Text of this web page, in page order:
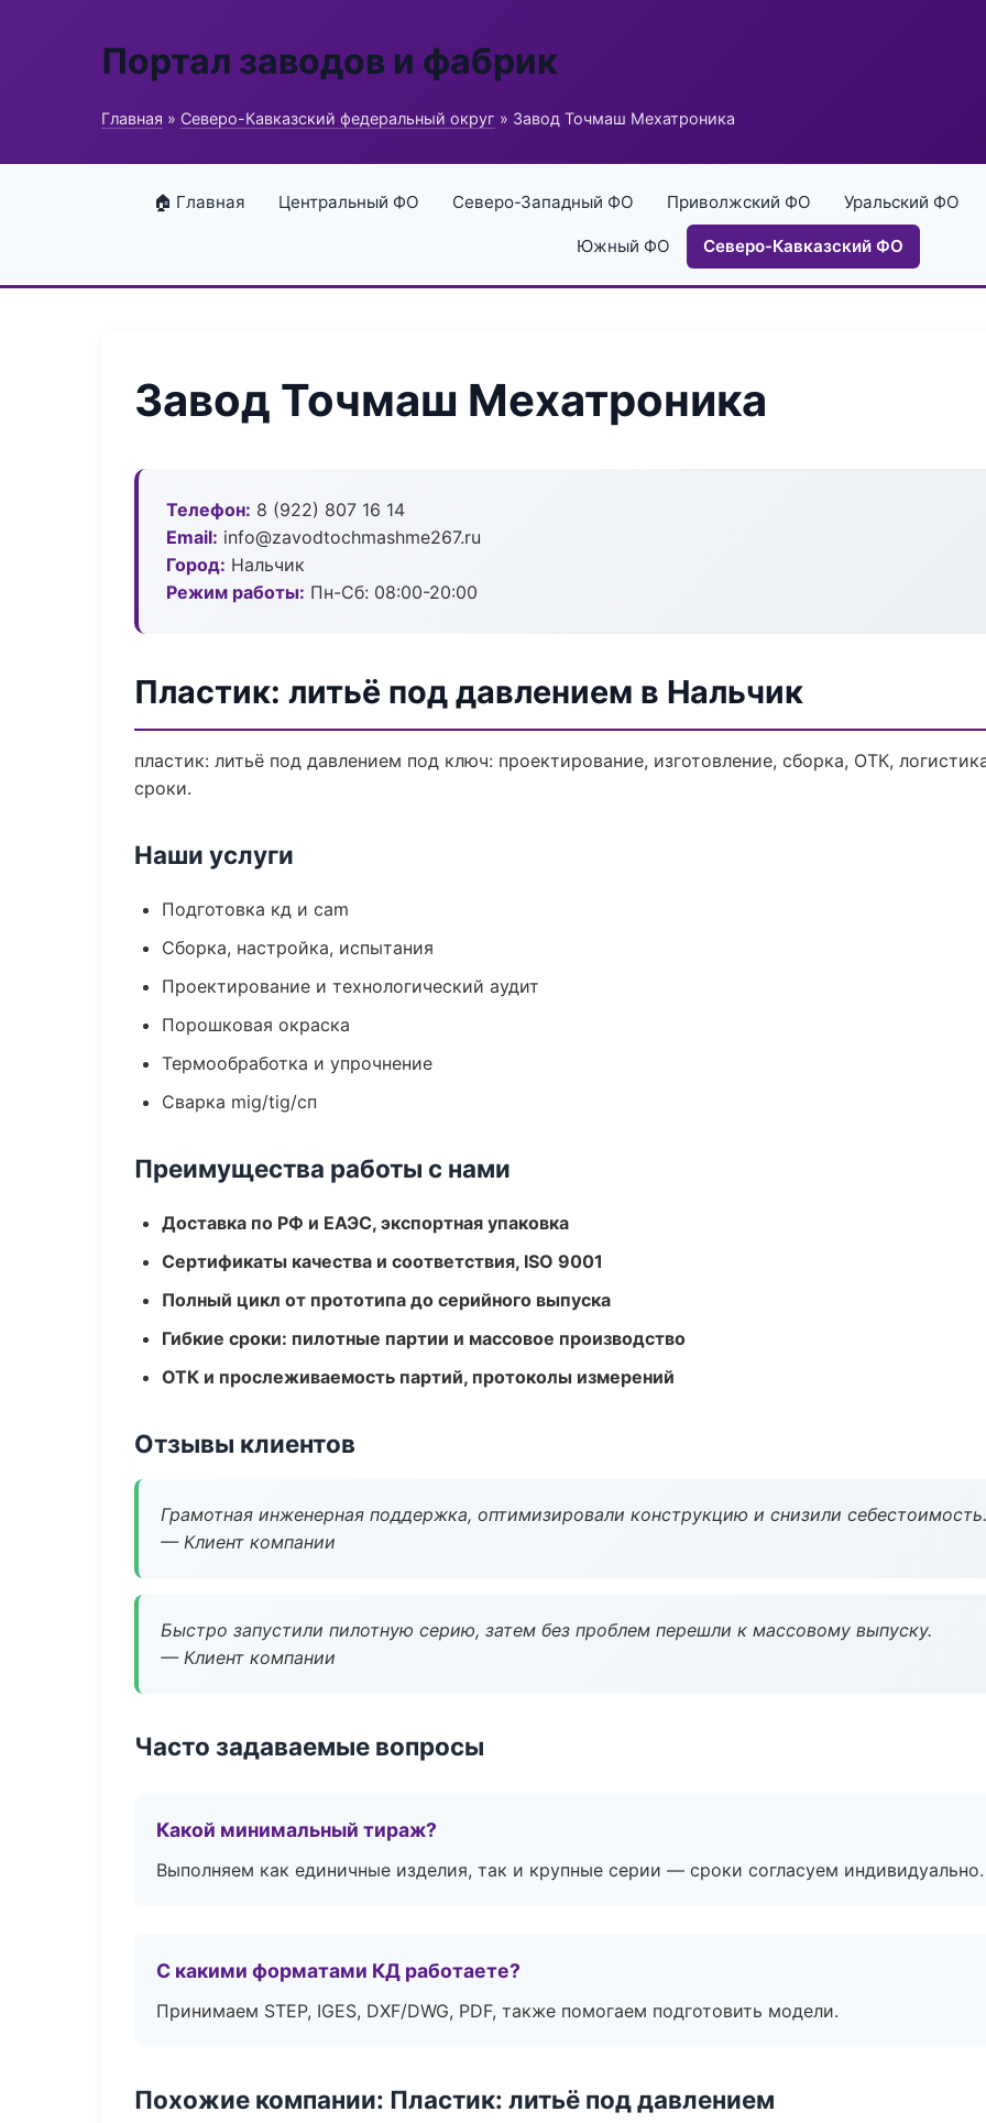
Портал заводов и фабрик
Главная » Северо-Кавказский федеральный округ » Завод Точмаш Мехатроника
🏠 Главная Центральный ФО Северо-Западный ФО Приволжский ФО Уральский ФО
Южный ФО Северо-Кавказский ФО
Завод Точмаш Мехатроника
Телефон: 8 (922) 807 16 14
Email: info@zavodtochmashme267.ru
Город: Нальчик
Режим работы: Пн-Сб: 08:00-20:00
Пластик: литьё под давлением в Нальчик
пластик: литьё под давлением под ключ: проектирование, изготовление, сборка, ОТК,
сроки.
Наши услуги
Подготовка кд и cam
Сборка, настройка, испытания
Проектирование и технологический аудит
Порошковая окраска
Термообработка и упрочнение
Сварка mig/tig/сп
Преимущества работы с нами
Доставка по РФ и ЕАЭС, экспортная упаковка
Сертификаты качества и соответствия, ISO 9001
Полный цикл от прототипа до серийного выпуска
Гибкие сроки: пилотные партии и массовое производство
ОТК и прослеживаемость партий, протоколы измерений
Отзывы клиентов
Грамотная инженерная поддержка, оптимизировали конструкцию и снизили себестоимость.
— Клиент компании
Быстро запустили пилотную серию, затем без проблем перешли к массовому выпуску.
— Клиент компании
Часто задаваемые вопросы
Какой минимальный тираж?
Выполняем как единичные изделия, так и крупные серии — сроки согласуем индивидуально.
С какими форматами КД работаете?
Принимаем STEP, IGES, DXF/DWG, PDF, также помогаем подготовить модели.
Похожие компании: Пластик: литьё под давлением